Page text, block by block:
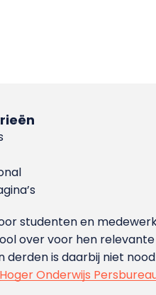
studenten en
over voor hen
is daarbij niet
Hoger Onderwijs